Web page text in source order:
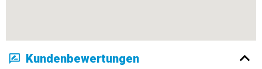
Kundenbewertungen